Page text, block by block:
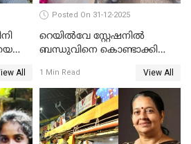
All
Posted On 31-12-2025
റെയിൽവേ സ്റ്റേഷനിൽ
ബന്ധുവിനെ കൊണ്ടാക്കി
ലോറി സ്കൂട്ടറിൽ ഇടിച്ചു :
യുവതിക്ക് ദാരുണാന്ത്യം
1 Min Read View All